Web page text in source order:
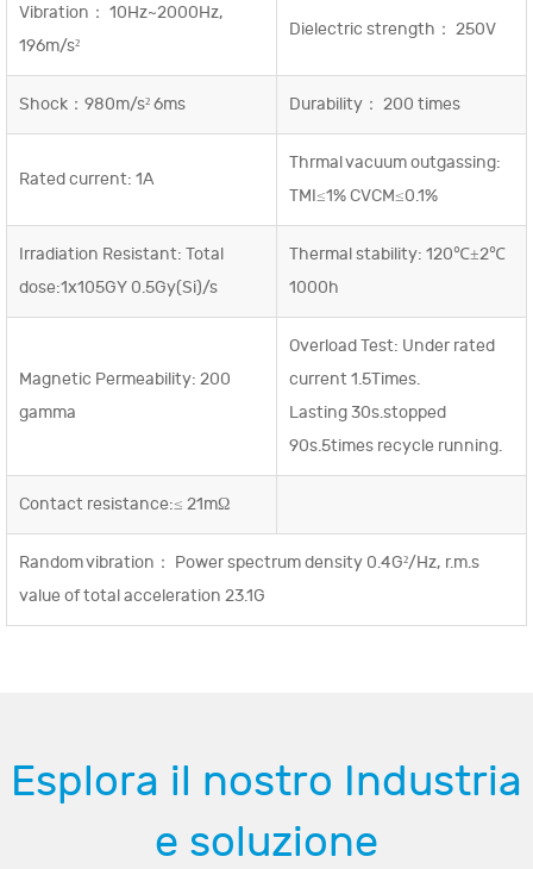
Vibration： 10Hz~2000Hz,
196m/s²
Dielectric strength： 250V
Shock：980m/s² 6ms Durability： 200 times
Rated current: 1A
Thrmal vacuum outgassing:
TMI≤1% CVCM≤0.1%
Irradiation Resistant: Total
dose:1x105GY 0.5Gy(Si)/s
Thermal stability: 120℃±2℃
1000h
Magnetic Permeability: 200
gamma
Overload Test: Under rated
current 1.5Times.
Lasting 30s.stopped
90s.5times recycle running.
Contact resistance:≤ 21mΩ
Random vibration： Power spectrum density 0.4G²/Hz, r.m.s
value of total acceleration 23.1G
Esplora il nostro Industria
e soluzione